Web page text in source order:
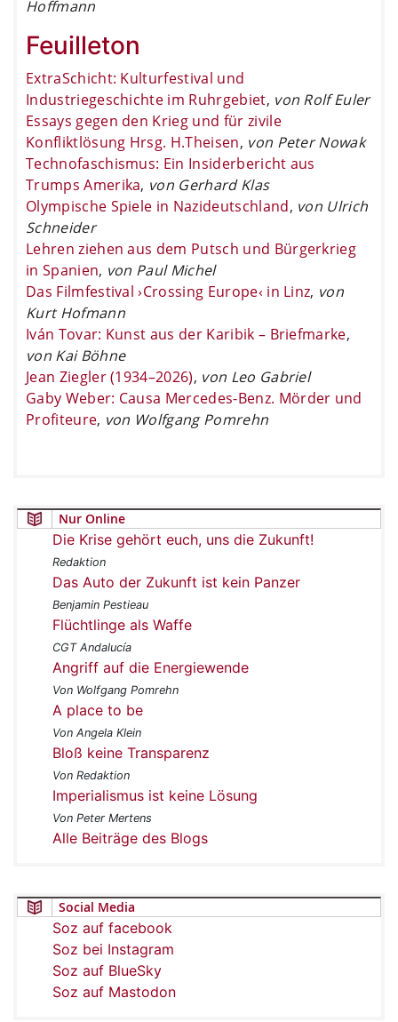
Hoffmann
Feuilleton
ExtraSchicht: Kulturfestival und
Industriegeschichte im Ruhrgebiet, von Rolf Euler
Essays gegen den Krieg und für zivile
Konfliktlösung Hrsg. H.Theisen, von Peter Nowak
Technofaschismus: Ein Insiderbericht aus
Trumps Amerika, von Gerhard Klas
Olympische Spiele in Nazideutschland, von Ulrich
Schneider
Lehren ziehen aus dem Putsch und Bürgerkrieg
in Spanien, von Paul Michel
Das Filmfestival ›Crossing Europe‹ in Linz, von
Kurt Hofmann
Iván Tovar: Kunst aus der Karibik – Briefmarke,
von Kai Böhne
Jean Ziegler (1934–2026), von Leo Gabriel
Gaby Weber: Causa Mercedes-Benz. Mörder und
Profiteure, von Wolfgang Pomrehn
Nur Online
Die Krise gehört euch, uns die Zukunft!
Redaktion
Das Auto der Zukunft ist kein Panzer
Benjamin Pestieau
Flüchtlinge als Waffe
CGT Andalucía
Angriff auf die Energiewende
Von Wolfgang Pomrehn
A place to be
Von Angela Klein
Bloß keine Transparenz
Von Redaktion
Imperialismus ist keine Lösung
Von Peter Mertens
Alle Beiträge des Blogs
Social Media
Soz auf facebook
Soz bei Instagram
Soz auf BlueSky
Soz auf Mastodon